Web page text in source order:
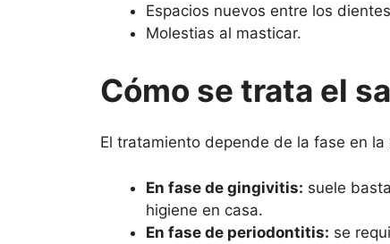
Espacios nuevos entre los
Molestias al masticar.
Cómo se trata el
El tratamiento depende de la fase en
En fase de gingivitis: suele
higiene en casa.
En fase de periodontitis: se